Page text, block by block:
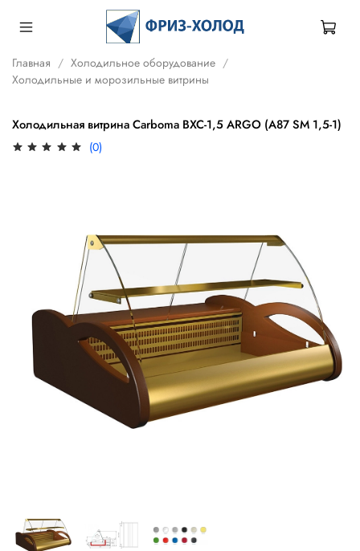
Главная
Холодильное оборудование
Холодильные и морозильные витрины
Холодильная витрина Carboma ВХС-1,5 ARGO (A87 SM 1,5-1)
(0)